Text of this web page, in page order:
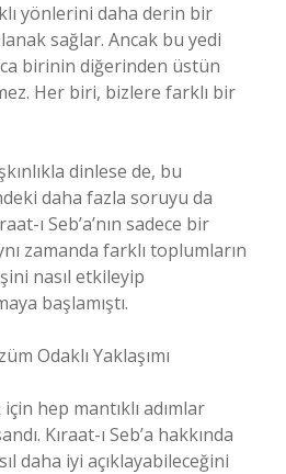
yönlerini daha derin bir
sağlar. Ancak bu yedi
birinin diğerinden üstün
Her biri, bizlere farklı bir
dinlese de, bu
daha fazla soruyu da
ı Seb’a’nın sadece bir
zamanda farklı toplumların
nasıl etkileyip
başlamıştı.
Odaklı Yaklaşımı
hep mantıklı adımlar
Kıraat-ı Seb’a hakkında
daha iyi açıklayabileceğini